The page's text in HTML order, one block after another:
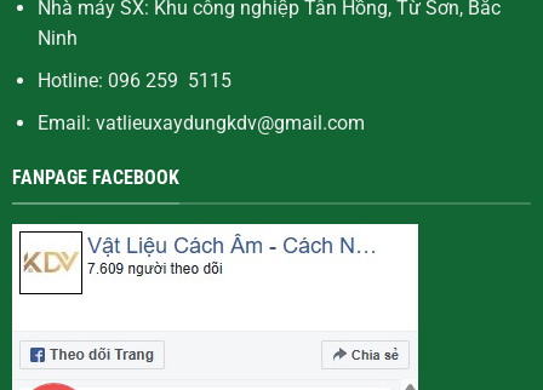
Nhà máy SX: Khu công nghiệp Tân Hồng, Từ Sơn, Bắc
Ninh
Hotline: 096 259 5115
Email: vatlieuxaydungkdv@gmail.com
FANPAGE FACEBOOK